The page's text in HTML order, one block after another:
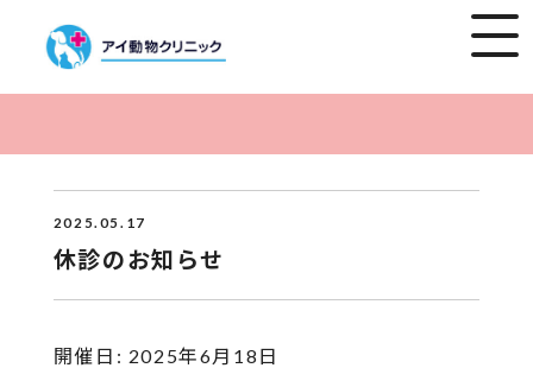
2025.05.17
休診のお知らせ
開催日: 2025年6月18日